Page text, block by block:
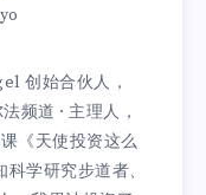
创始合伙人，
频道 · 主理人，
《天使投资这么
学研究步道者、